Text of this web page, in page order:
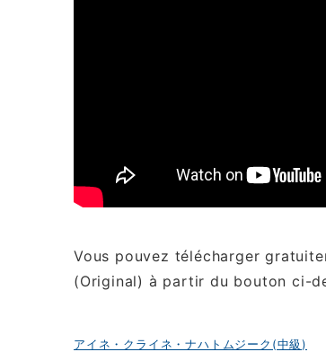
Vous pouvez télécharger
(Original) à partir du bouton ci-
アイネ・クライネ・ナハトムジーク(中級)